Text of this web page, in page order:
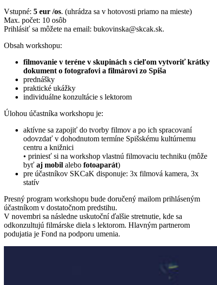
Vstupné: 5 eur /os. (uhrádza sa v hotovosti priamo na mieste)
Max. počet: 10 osôb
Prihlásiť sa môžete na email: bukovinska@skcak.sk.
Obsah workshopu:
filmovanie v teréne v skupinách s cieľom vytvoriť krátky
dokument o fotografovi a filmárovi zo Spiša
prednášky
praktické ukážky
individuálne konzultácie s lektorom
Úlohou účastníka workshopu je:
aktívne sa zapojiť do tvorby filmov a po ich spracovaní
odovzdať v dohodnutom termíne Spišskému kultúrnemu
centru a knižnici
• priniesť si na workshop vlastnú filmovaciu techniku (môže
byť aj mobil alebo fotoaparát)
pre účastníkov SKCaK disponuje: 3x filmová kamera, 3x
statív
Presný program workshopu bude doručený mailom prihláseným
účastníkom v dostatočnom predstihu.
V novembri sa následne uskutoční ďalšie stretnutie, kde sa
odkonzultujú filmárske diela s lektorom. Hlavným partnerom
podujatia je Fond na podporu umenia.